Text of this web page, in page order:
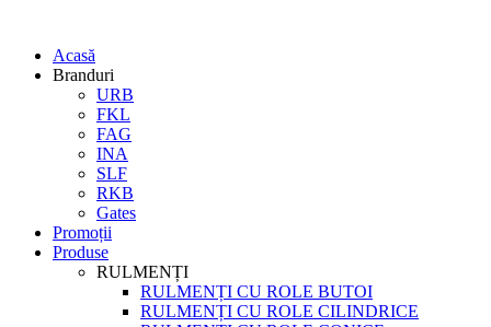
Acasă
Branduri
URB
FKL
FAG
INA
SLF
RKB
Gates
Promoții
Produse
RULMENȚI
RULMENȚI CU ROLE BUTOI
RULMENȚI CU ROLE CILINDRICE